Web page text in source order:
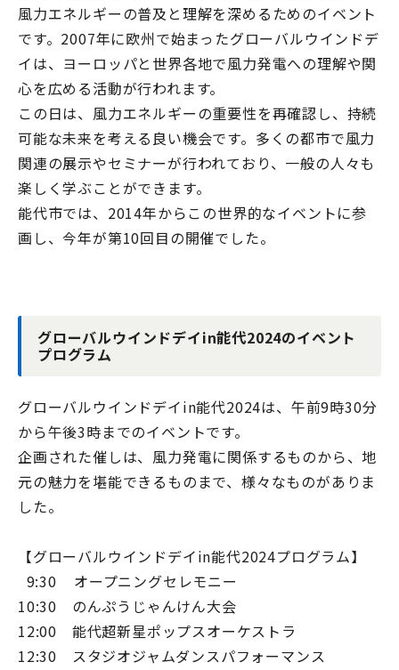
風力エネルギーの普及と理解を深めるためのイベント
です。 2007年に欧州で始まったグローバルウインドデ
イは、ヨーロッパと世界各地で風力発電への理解や関
心を広める活動が行われます。
この日は、風力エネルギーの重要性を再確認し、持続
可能な未来を考える良い機会です。多くの都市で風力
関連の展示やセミナーが行われており、一般の人々も
楽しく学ぶことができます。
能代市では、 2014年からこの世界的なイベントに参
画し、今年が第10回目の開催でした。
グローバルウインドデイin能代2024のイベント
プログラム
グローバルウインドデイin能代2024は、午前9時30分
から午後3時までのイベントです。
企画された催しは、風力発電に関係するものから、地
元の魅力を堪能できるものまで、様々なものがありま
した。
【グローバルウインドデイin能代2024プログラム】
9:30 オープニングセレモニー
10:30 のんぷうじゃんけん大会
12:00 能代超新星ポップスオーケストラ
12:30 スタジオジャムダンスパフォーマンス